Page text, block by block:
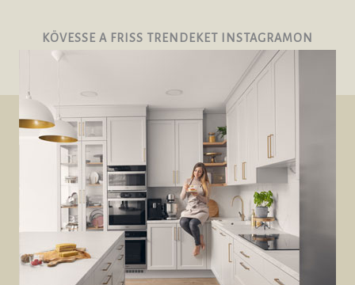
KÖVESSE A FRISS TRENDEKET INSTAGRAMON